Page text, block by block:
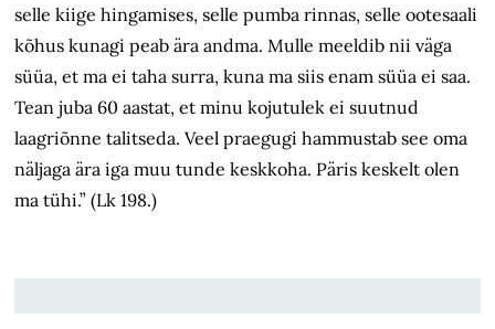
selle kiige hingamises, selle pumba rinnas, selle ootesaali
kõhus kunagi peab ära andma. Mulle meeldib nii väga
süüa, et ma ei taha surra, kuna ma siis enam süüa ei saa.
Tean juba 60 aastat, et minu kojutulek ei suutnud
laagriõnne talitseda. Veel praegugi hammustab see oma
näljaga ära iga muu tunde keskkoha. Päris keskelt olen
ma tühi.” (Lk 198.)